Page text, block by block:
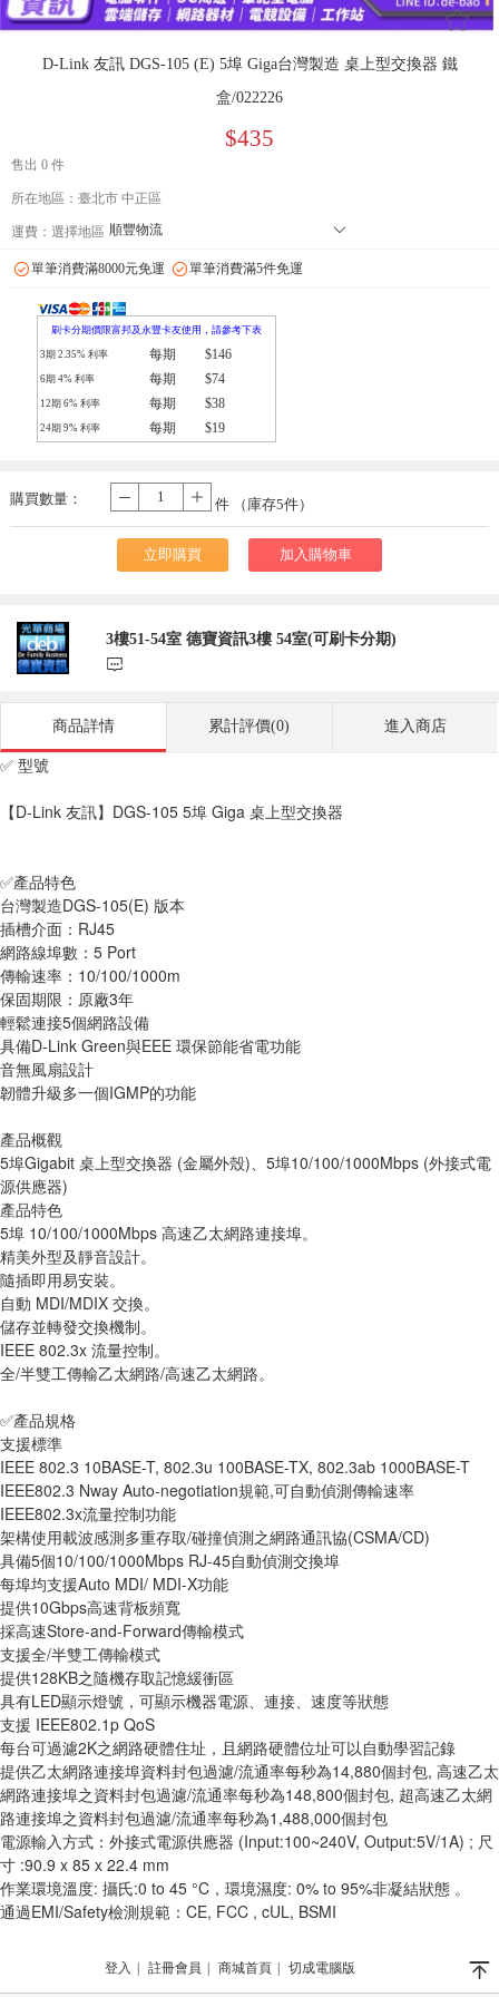
󰄔
D-Link 友訊 DGS-105 (E) 5埠 Giga台灣製造 桌上型交換器 鐵
盒/022226
$435
售出 0 件
所在地區：臺北市 中正區
運費： 選擇地區 順豐物流 󰄘
郵局
單筆消費滿8000元免運 單筆消費滿5件免運
刷卡分期價限富邦及永豐卡友使用，請參考下表
3期 2.35% 利率 每期 $146
6期 4% 利率 每期 $74
12期 6% 利率 每期 $38
24期 9% 利率 每期 $19
購買數量：
- 件 （庫存5件）
立即購買 加入購物車
3樓51-54室 德寶資訊3樓 54室(可刷卡分期)
󰃨
商品詳情 累計評價(0) 進入商店
✅ 型號
【D-Link 友訊】DGS-105 5埠 Giga 桌上型交換器
✅產品特色
台灣製造DGS-105(E) 版本
插槽介面：RJ45
網路線埠數：5 Port
傳輸速率：10/100/1000m
保固期限：原廠3年
輕鬆連接5個網路設備
具備D-Link Green與EEE 環保節能省電功能
音無風扇設計
韌體升級多一個IGMP的功能
產品概觀
5埠Gigabit 桌上型交換器 (金屬外殼)、5埠10/100/1000Mbps (外接式電
源供應器)
產品特色
5埠 10/100/1000Mbps 高速乙太網路連接埠。
精美外型及靜音設計。
隨插即用易安裝。
自動 MDI/MDIX 交換。
儲存並轉發交換機制。
IEEE 802.3x 流量控制。
全/半雙工傳輸乙太網路/高速乙太網路。
✅產品規格
支援標準
IEEE 802.3 10BASE-T, 802.3u 100BASE-TX, 802.3ab 1000BASE-T
IEEE802.3 Nway Auto-negotiation規範,可自動偵測傳輸速率
IEEE802.3x流量控制功能
架構使用載波感測多重存取/碰撞偵測之網路通訊協(CSMA/CD)
具備5個10/100/1000Mbps RJ-45自動偵測交換埠
每埠均支援Auto MDI/ MDI-X功能
提供10Gbps高速背板頻寬
採高速Store-and-Forward傳輸模式
支援全/半雙工傳輸模式
提供128KB之隨機存取記憶緩衝區
具有LED顯示燈號，可顯示機器電源、連接、速度等狀態
支援 IEEE802.1p QoS
每台可過濾2K之網路硬體住址，且網路硬體位址可以自動學習記錄
提供乙太網路連接埠資料封包過濾/流通率每秒為14,880個封包, 高速乙太
網路連接埠之資料封包過濾/流通率每秒為148,800個封包, 超高速乙太網
路連接埠之資料封包過濾/流通率每秒為1,488,000個封包
電源輸入方式：外接式電源供應器 (Input:100~240V, Output:5V/1A) ; 尺
寸 :90.9 x 85 x 22.4 mm
作業環境溫度: 攝氏:0 to 45 °C，環境濕度: 0% to 95%非凝結狀態 。
通過EMI/Safety檢測規範：CE, FCC , cUL, BSMI
登入 註冊會員 商城首頁 切成電腦版 󰄬